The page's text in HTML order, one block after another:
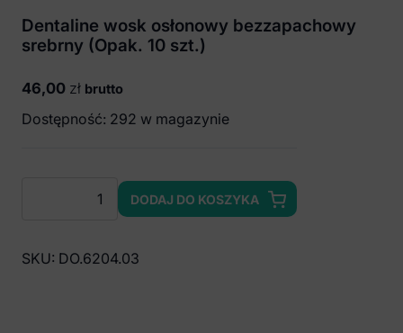
Dentaline wosk osłonowy bezzapachowy
srebrny (Opak. 10 szt.)
46,00 zł brutto
Dostępność: 292 w magazynie
osłonowy
DODAJ DO KOSZYKA
SKU: DO.6204.03